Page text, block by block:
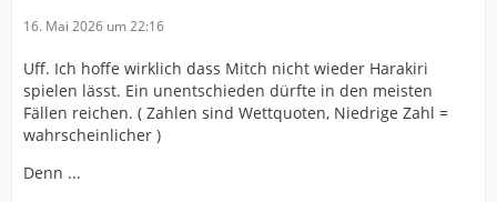
16. Mai 2026 um 22:16
Uff. Ich hoffe wirklich dass Mitch nicht wieder Harakiri
spielen lässt. Ein unentschieden dürfte in den meisten
Fällen reichen. ( Zahlen sind Wettquoten, Niedrige Zahl =
wahrscheinlicher )
Denn ...